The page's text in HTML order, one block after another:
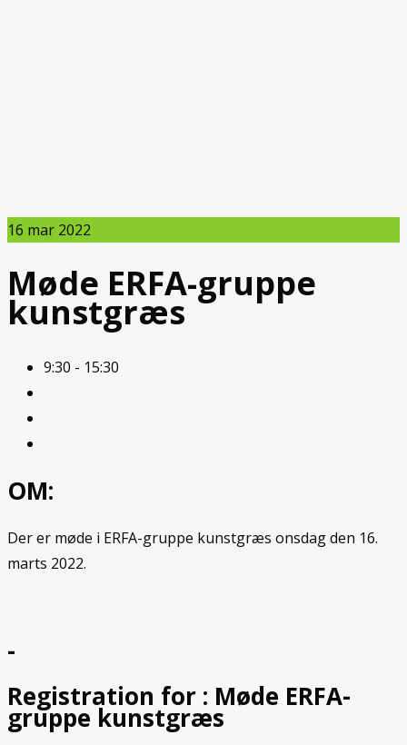
16 mar 2022
Møde ERFA-gruppe
kunstgræs
9:30 - 15:30
OM:
Der er møde i ERFA-gruppe kunstgræs onsdag den 16.
marts 2022.
-
Registration for : Møde ERFA-
gruppe kunstgræs